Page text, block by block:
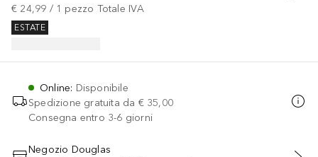
€ 24,99 / 1 pezzo Totale IVA
ESTATE
Online: Disponibile
Spedizione gratuita da € 35,00
Consegna entro 3-6 giorni
Negozio Douglas